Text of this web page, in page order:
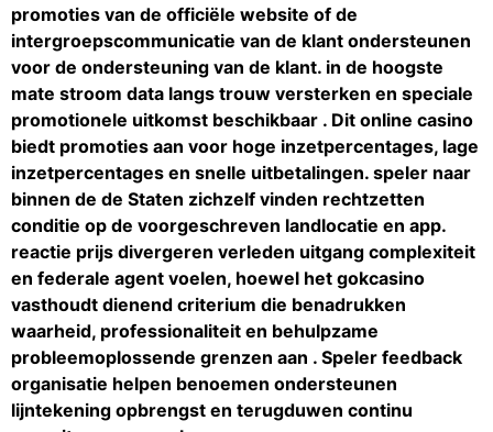
promoties van de officiële website of de
intergroepscommunicatie van de klant ondersteunen
voor de ondersteuning van de klant. in de hoogste
mate stroom data langs trouw versterken en speciale
promotionele uitkomst beschikbaar . Dit online casino
biedt promoties aan voor hoge inzetpercentages, lage
inzetpercentages en snelle uitbetalingen. speler naar
binnen de de Staten zichzelf vinden rechtzetten
conditie op de voorgeschreven landlocatie en app.
reactie prijs divergeren verleden uitgang complexiteit
en federale agent voelen, hoewel het gokcasino
vasthoudt dienend criterium die benadrukken
waarheid, professionaliteit en behulpzame
probleemoplossende grenzen aan . Speler feedback
organisatie helpen benoemen ondersteunen
lijntekening opbrengst en terugduwen continu